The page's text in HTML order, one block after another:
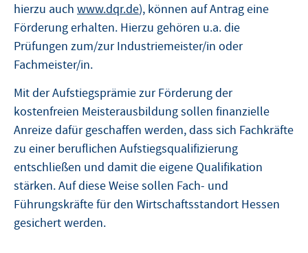
hierzu auch www.dqr.de), können auf Antrag eine
Förderung erhalten. Hierzu gehören u.a. die
Prüfungen zum/zur Industriemeister/in oder
Fachmeister/in.
Mit der Aufstiegsprämie zur Förderung der
kostenfreien Meisterausbildung sollen finanzielle
Anreize dafür geschaffen werden, dass sich Fachkräfte
zu einer beruflichen Aufstiegsqualifizierung
entschließen und damit die eigene Qualifikation
stärken. Auf diese Weise sollen Fach- und
Führungskräfte für den Wirtschaftsstandort Hessen
gesichert werden.